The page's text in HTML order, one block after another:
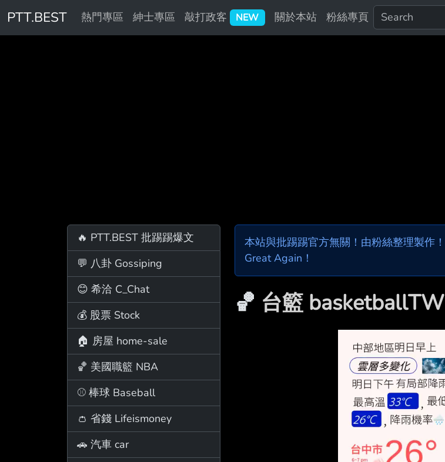
PTT.BEST 熱門專區 紳士專區 敲打政客 NEW 關於本站 粉絲專頁
🔥 PTT.BEST 批踢踢爆文
💬 八卦 Gossiping
😊 希洽 C_Chat
💰 股票 Stock
🏠 房屋 home-sale
🏀 美國職籃 NBA
⚾ 棒球 Baseball
👛 省錢 Lifeismoney
🚗 汽車 car
本站與批踢踢官方無關！由粉絲整理製作
Great Again！
🏀 台籃 basketballTW